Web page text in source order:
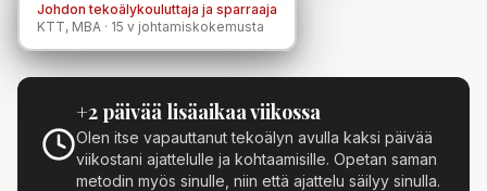
Johdon tekoälykouluttaja ja sparraaja
KTT, MBA · 15 v johtamiskokemusta
+2 päivää lisäaikaa viikossa
Olen itse vapauttanut tekoälyn avulla kaksi päivää
viikostani ajattelulle ja kohtaamisille. Opetan saman
metodin myös sinulle, niin että ajattelu säilyy sinulla.